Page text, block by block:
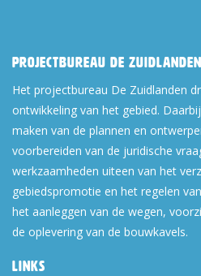
Projectbureau De Zuidlanden
Het projectbureau De Zuidlanden
ontwikkeling van het gebied.
maken van de plannen en
voorbereiden van de juridische
werkzaamheden uiteen van het
gebiedspromotie en het regelen
het aanleggen van de wegen,
de oplevering van de bouwkavels.
Links